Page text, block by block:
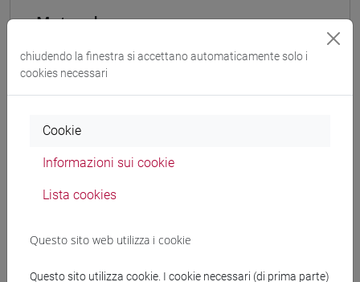
Mutua da
[LT009I]
Struttura generale dell'insegnamento
ESERCITAZIONI DI LINGUA CINESE 3 MOD.
ESERCITAZIONI DI LINGUA CINESE 3
chiudendo la finestra si accettano automaticamente solo i
cookies necessari
Cookie
Informazioni sui cookie
Lista cookies
Questo sito web utilizza i cookie
Questo sito utilizza cookie. I cookie necessari (di prima parte)